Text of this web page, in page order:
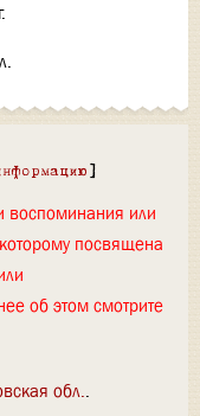
]
воспоминания или
посвящена
об этом смотрите
обл.